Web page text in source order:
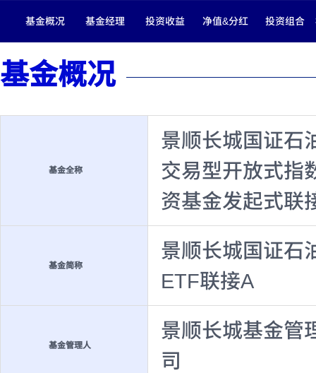
基金概况 基金经理 投资收益 净值&分红 投资组合
基金概况
基金全称
景顺长城国证石
交易型开放式指
资基金发起式联
基金简称
景顺长城国证石
ETF联接A
基金管理人
景顺长城基金管
司